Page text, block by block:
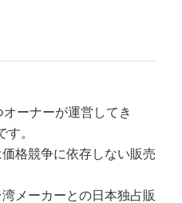
ーナーが運営してき
。
格競争に依存しない販売
メーカーとの日本独占販